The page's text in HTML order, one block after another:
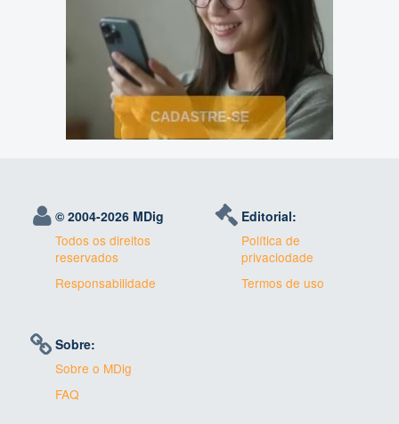
© 2004-2026 MDig
Todos os direitos
reservados
Responsabilidade
Editorial:
Política de
privaciodade
Termos de uso
Sobre:
Sobre o MDig
FAQ